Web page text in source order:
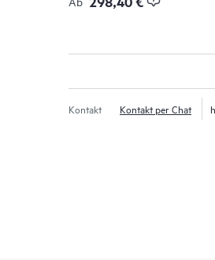
Kontakt Kontakt per Chat